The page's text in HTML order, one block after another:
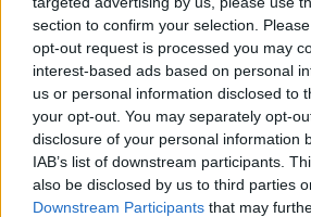
section to confirm your selection.
opt-out request is processed you may
interest-based ads based on personal
us or personal information disclosed to
your opt-out. You may separately opt-
disclosure of your personal information
IAB’s list of downstream participants.
also be disclosed by us to third parties
Downstream Participants that may